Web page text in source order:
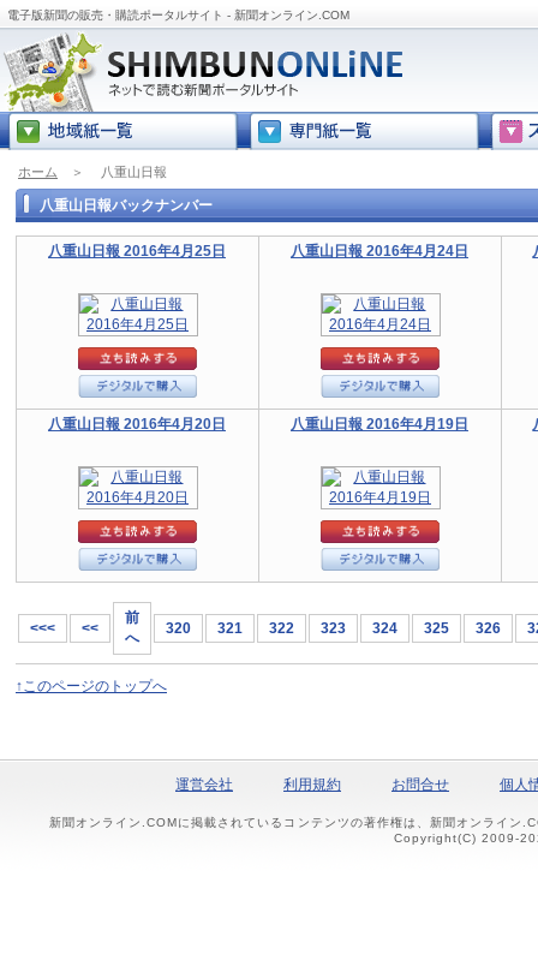
電子版新聞の販売・購読ポータルサイト - 新聞オンライン.COM
ホーム ＞ 八重山日報
八重山日報バックナンバー
八重山日報 2016年4月25日 八重山日報 2016年4月24日
八重山日報 2016年4月20日 八重山日報 2016年4月19日
<<< <<
前
へ
320 321 322 323 324 325 326
↑このページのトップへ
運営会社 利用規約 お問合せ 個人
新聞オンライン.COMに掲載されているコンテンツの著作権は、新聞オンライン
Copyright(C) 2009-